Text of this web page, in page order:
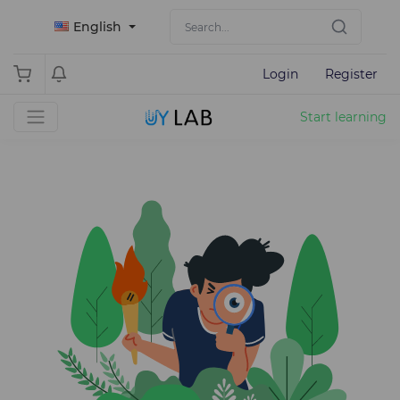
English
Login Register
Start learning